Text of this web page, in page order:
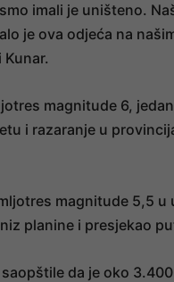
imali je uništeno.
je ova odjeća na
magnitude 6,
i razaranje u
magnitude 5,5
planine i presjekao
da je oko